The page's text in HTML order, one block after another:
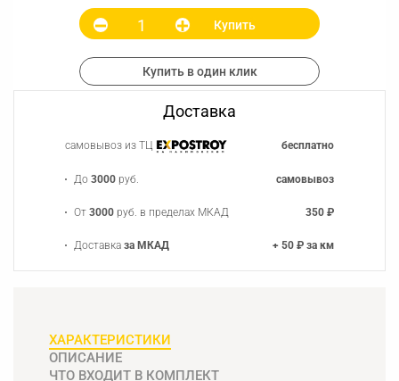
Купить
Купить в один клик
Доставка
самовывоз из ТЦ бесплатно
До3000 руб. самовывоз
От3000 руб. в пределах МКАД 350 ₽
Доставказа МКАД + 50 ₽ за км
ХАРАКТЕРИСТИКИ
ОПИСАНИЕ
ЧТО ВХОДИТ В КОМПЛЕКТ